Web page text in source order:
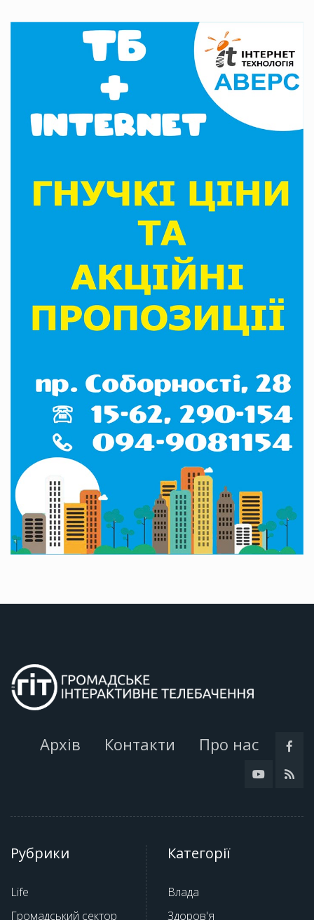
Архів Контакти Про нас
Рубрики
Life
Громадський сектор
Категорії
Влада
Здоров'я